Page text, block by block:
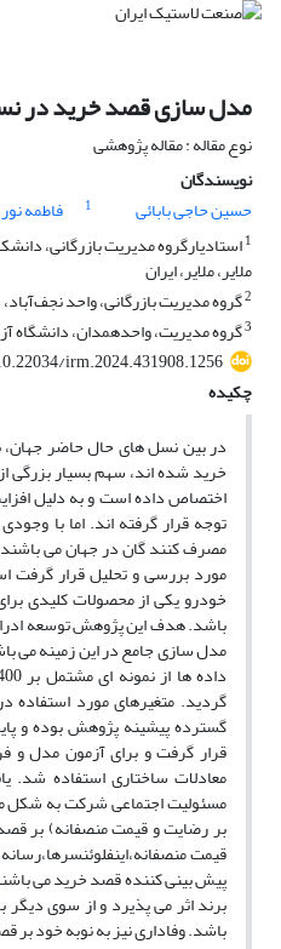
مدل سازی قصد خرید در
نوع مقاله : مقاله پژوهشی
نویسندگان
حسین حاجی بابائی
1 فاطمه
1استادیارگروه مدیریت بازرگانی،
ملایر، ملایر، ایران
2گروه مدیریت بازرگانی، واحد
3گروه مدیریت، واحدهمدان، دانشگاه
irm.2024.431908.1256
چکیده
در بین نسل های حال حاضر
خرید شده اند، سهم بسیار بزرگی
اختصاص داده است و به دلیل
توجه قرار گرفته اند. اما با
مصرف کنند گان در جهان می
مورد بررسی و تحلیل قرار گرفت
خودرو یکی از محصولات کلیدی
باشد. هدف این پژوهش توسعه
مدل سازی جامع در این زمینه می
گردید. متغیرهای مورد استفاده
گسترده پیشینه پژوهش بوده و
قرار گرفت و برای آزمون مدل و
معادلات ساختاری استفاده شد.
مسئولیت اجتماعی شرکت به شکل
بر رضایت و قیمت منصفانه) بر
قیمت
پیش بینی کننده قصد خرید می
برند اثر می پذیرد و از سوی
باشد. وفاداری نیز به نوبه خود بر